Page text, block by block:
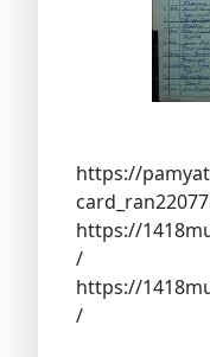
https://
https://
/
https://
/